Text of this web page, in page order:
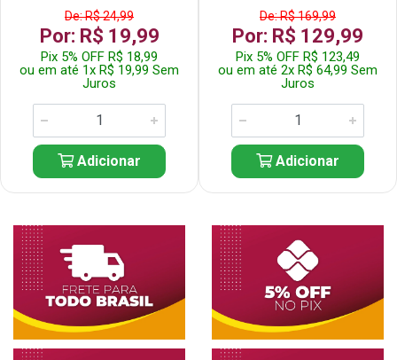
De: R$ 24,99
Por: R$ 19,99
Pix 5% OFF R$ 18,99
ou em até 1x R$ 19,99 Sem
Juros
Adicionar
De: R$ 169,99
Por: R$ 129,99
Pix 5% OFF R$ 123,49
ou em até 2x R$ 64,99 Sem
Juros
Adicionar